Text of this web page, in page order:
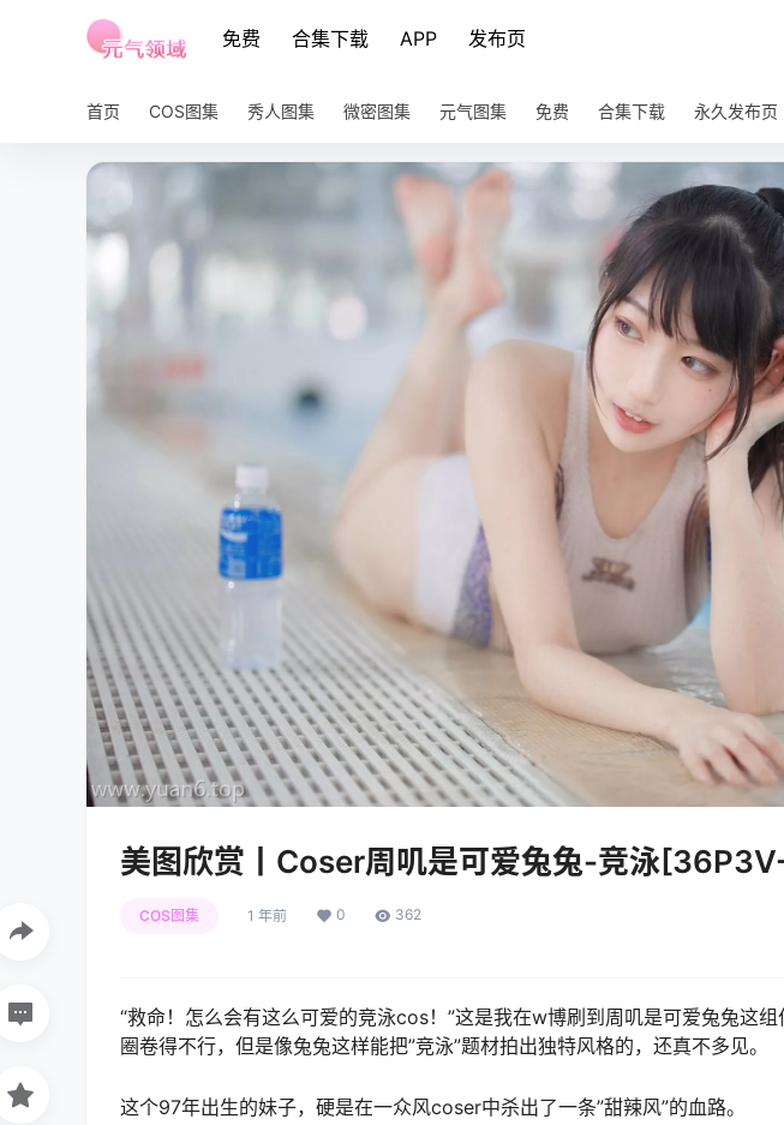
免费 合集下载 APP 发布页
首页 COS图集 秀人图集 微密图集 元气图集 免费 合集下载 永久发布页
美图欣赏丨Coser周叽是可爱兔兔-竞泳
COS图集 1 年前 0 362
“救命！怎么会有这么可爱的竞泳cos！”这是我在w博刷到周叽是可爱兔兔这
圈卷得不行，但是像兔兔这样能把”竞泳”题材拍出独特风格的，还真不多见。
这个97年出生的妹子，硬是在一众风coser中杀出了一条”甜辣风”的血路。